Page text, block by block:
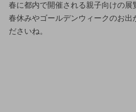
春に都内で開催される親子向けの展
春休みやゴールデンウィークのお出
ださいね。